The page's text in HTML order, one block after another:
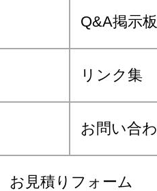
Q&A掲示板
リンク集
お問い合
お見積りフォーム